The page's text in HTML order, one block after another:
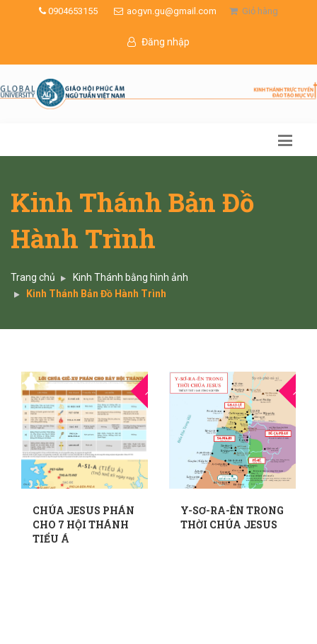
0904653155 aogvn.gu@gmail.com Giỏ hàng
Đăng nhập
Kinh Thánh Bản Đồ
Hành Trình
Trang chủ
Kinh Thánh bằng hình ảnh
Kinh Thánh Bản Đồ Hành Trình
THG6
CHÚA JESUS PHÁN
CHO 7 HỘI THÁNH
TIỂU Á
THG6
Y-SƠ-RA-ÊN TRONG
THỜI CHÚA JESUS